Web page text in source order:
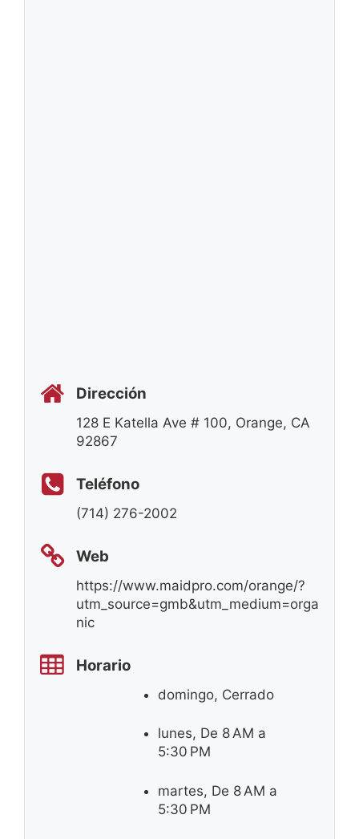
Dirección
128 E Katella Ave # 100, Orange, CA
92867
Teléfono
(714) 276-2002
Web
https://www.maidpro.com/orange/?
utm_source=gmb&utm_medium=orga
nic
Horario
domingo, Cerrado
lunes, De 8 AM a
5:30 PM
martes, De 8 AM a
5:30 PM